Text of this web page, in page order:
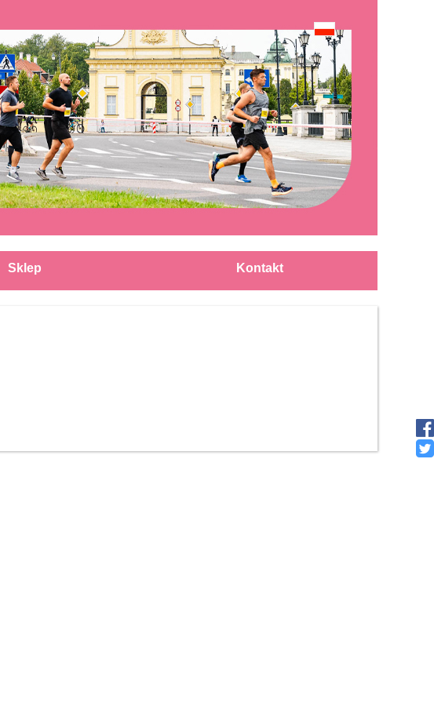
Sklep Kontakt